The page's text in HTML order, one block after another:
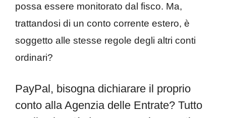
possa essere monitorato dal fisco. Ma,
trattandosi di un conto corrente estero, è
soggetto alle stesse regole degli altri conti
ordinari?
PayPal, bisogna dichiarare il proprio
conto alla Agenzia delle Entrate? Tutto